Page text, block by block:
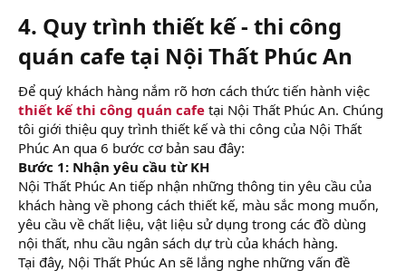
4. Quy trình thiết kế - thi công
quán cafe tại Nội Thất Phúc An​
Để quý khách hàng nắm rõ hơn cách thức tiến hành việc
thiết kế thi công quán cafe tại Nội Thất Phúc An. Chúng
tôi giới thiệu quy trình thiết kế và thi công của Nội Thất
Phúc An qua 6 bước cơ bản sau đây:
Bước 1: Nhận yêu cầu từ KH
Nội Thất Phúc An tiếp nhận những thông tin yêu cầu của
khách hàng về phong cách thiết kế, màu sắc mong muốn,
yêu cầu về chất liệu, vật liệu sử dụng trong các đồ dùng
nội thất, nhu cầu ngân sách dự trù của khách hàng.
Tại đây, Nội Thất Phúc An sẽ lắng nghe những vấn đề